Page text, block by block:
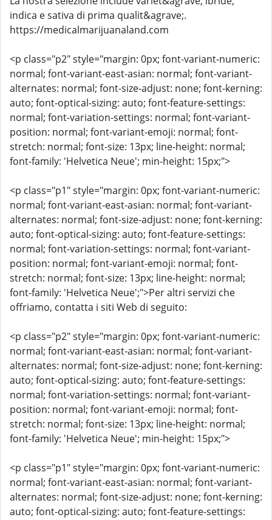
indica e sativa di prima qualit&agrave;.
https://medicalmarijuanaland.com
<p class="p2" style="margin: 0px; font-variant-numeric:
normal; font-variant-east-asian: normal; font-variant-
alternates: normal; font-size-adjust: none; font-kerning:
auto; font-optical-sizing: auto; font-feature-settings:
normal; font-variation-settings: normal; font-variant-
position: normal; font-variant-emoji: normal; font-
stretch: normal; font-size: 13px; line-height: normal;
font-family: 'Helvetica Neue'; min-height: 15px;">
<p class="p1" style="margin: 0px; font-variant-numeric:
normal; font-variant-east-asian: normal; font-variant-
alternates: normal; font-size-adjust: none; font-kerning:
auto; font-optical-sizing: auto; font-feature-settings:
normal; font-variation-settings: normal; font-variant-
position: normal; font-variant-emoji: normal; font-
stretch: normal; font-size: 13px; line-height: normal;
font-family: 'Helvetica Neue';">Per altri servizi che
offriamo, contatta i siti Web di seguito:
<p class="p2" style="margin: 0px; font-variant-numeric:
normal; font-variant-east-asian: normal; font-variant-
alternates: normal; font-size-adjust: none; font-kerning:
auto; font-optical-sizing: auto; font-feature-settings:
normal; font-variation-settings: normal; font-variant-
position: normal; font-variant-emoji: normal; font-
stretch: normal; font-size: 13px; line-height: normal;
font-family: 'Helvetica Neue'; min-height: 15px;">
<p class="p1" style="margin: 0px; font-variant-numeric:
normal; font-variant-east-asian: normal; font-variant-
alternates: normal; font-size-adjust: none; font-kerning:
auto; font-optical-sizing: auto; font-feature-settings: